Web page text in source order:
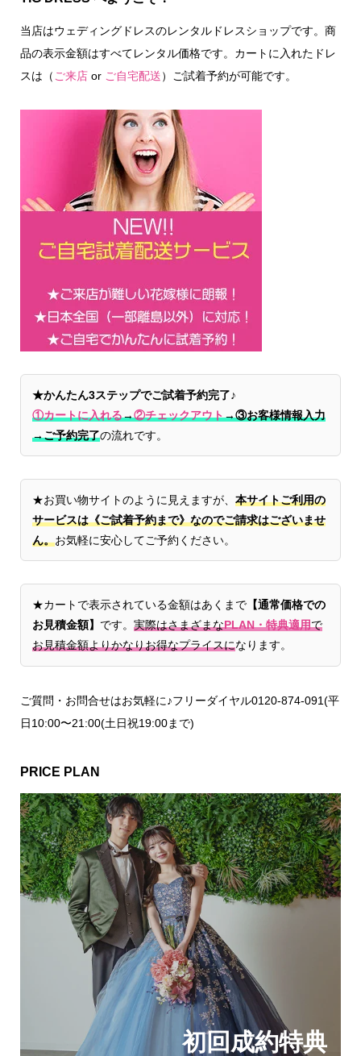
当店はウェディングドレスのレンタルドレスショップです。商
品の表示金額はすべてレンタル価格です。カートに入れたドレ
スは（ ご来店or ご自宅配送）ご試着予約が可能です。
★かんたん3ステップでご試着予約完了♪
①カートに入れる→②チェックアウト→③お客様情報入力
→ご予約完了の流れです。
★お買い物サイトのように見えますが、 本サイトご利用の
サービスは《ご試着予約まで》なのでご請求はございませ
ん。お気軽に安心してご予約ください。
★カートで表示されている金額はあくまで【通常価格での
お見積金額】 です。 実際はさまざまなPLAN・特典適用で
お見積金額よりかなりお得なプライスになります。
ご質問・お問合せはお気軽に♪フリーダイヤル0120-874-091(平
日10:00〜21:00(土日祝19:00まで)
PRICE PLAN
初回成約特典